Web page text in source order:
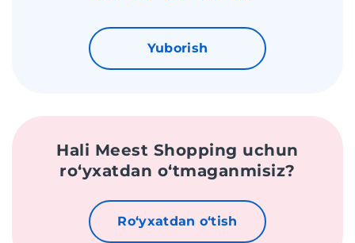
Yuborish
Hali Meest Shopping uchun
roʻyxatdan oʻtmaganmisiz?
Roʻyxatdan oʻtish